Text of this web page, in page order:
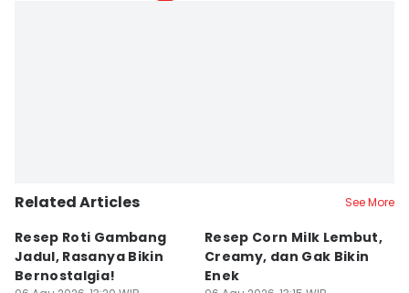
Related Articles See More
Resep Roti Gambang
Jadul, Rasanya Bikin
Bernostalgia!
Resep Corn Milk Lembut,
Creamy, dan Gak Bikin
Enek